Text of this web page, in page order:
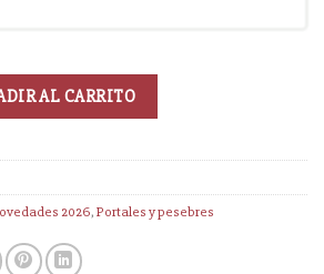
AL CARRITO
2026,Portales y pesebres